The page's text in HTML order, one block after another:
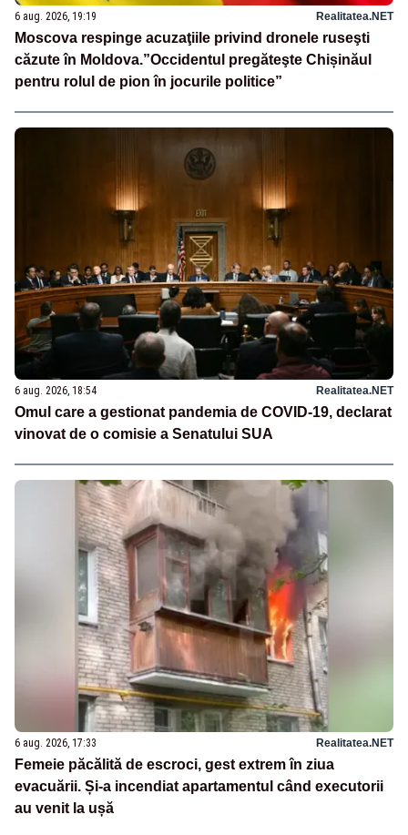
6 aug. 2026, 19:19 Realitatea.NET
Moscova respinge acuzaţiile privind dronele ruseşti
căzute în Moldova.”Occidentul pregăteşte Chișinăul
pentru rolul de pion în jocurile politice”
6 aug. 2026, 18:54 Realitatea.NET
Omul care a gestionat pandemia de COVID-19, declarat
vinovat de o comisie a Senatului SUA
6 aug. 2026, 17:33 Realitatea.NET
Femeie păcălită de escroci, gest extrem în ziua
evacuării. Și-a incendiat apartamentul când executorii
au venit la ușă